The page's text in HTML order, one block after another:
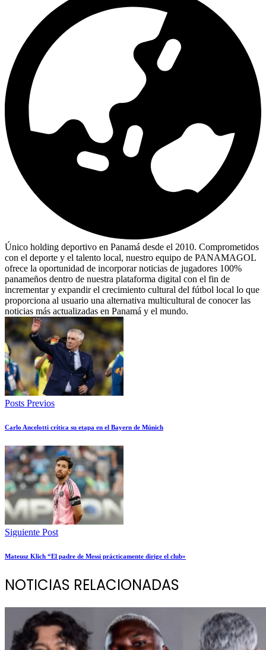
Único holding deportivo en Panamá desde el 2010. Comprometidos
con el deporte y el talento local, nuestro equipo de PANAMAGOL
ofrece la oportunidad de incorporar noticias de jugadores 100%
panameños dentro de nuestra plataforma digital con el fin de
incrementar y expandir el crecimiento cultural del fútbol local lo que
proporciona al usuario una alternativa multicultural de conocer las
noticias más actualizadas en Panamá y el mundo.
Posts Previos
Carlo Ancelotti crítica su etapa en el Bayern de Múnich
Siguiente Post
Mateusz Klich “El padre de Messi prácticamente dirige el club»
NOTICIAS RELACIONADAS